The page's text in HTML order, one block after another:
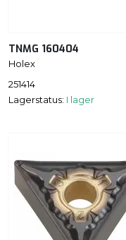
TNMG 160404
Holex
251414
Lagerstatus: I lager